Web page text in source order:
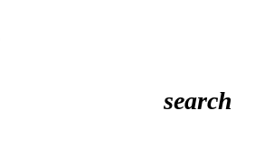
search